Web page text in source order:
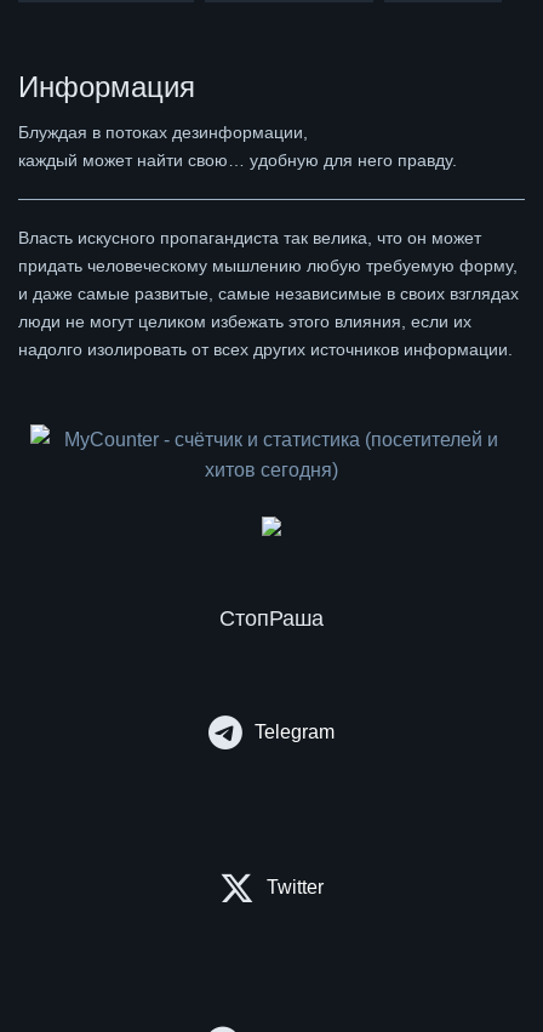
Информация
Блуждая в потоках дезинформации,
каждый может найти свою… удобную для него правду.
Власть искусного пропагандиста так велика, что он может
придать человеческому мышлению любую требуемую форму,
и даже самые развитые, самые независимые в своих взглядах
люди не могут целиком избежать этого влияния, если их
надолго изолировать от всех других источников информации.
СтопРаша
Telegram
Twitter